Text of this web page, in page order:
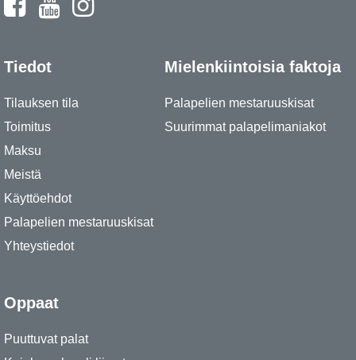
Tiedot
Tilauksen tila
Toimitus
Maksu
Meistä
Käyttöehdot
Palapelien mestaruuskisat
Yhteystiedot
Mielenkiintoisia faktoja
Palapelien mestaruuskisat
Suurimmat palapelimaniakot
Oppaat
Puuttuvat palat